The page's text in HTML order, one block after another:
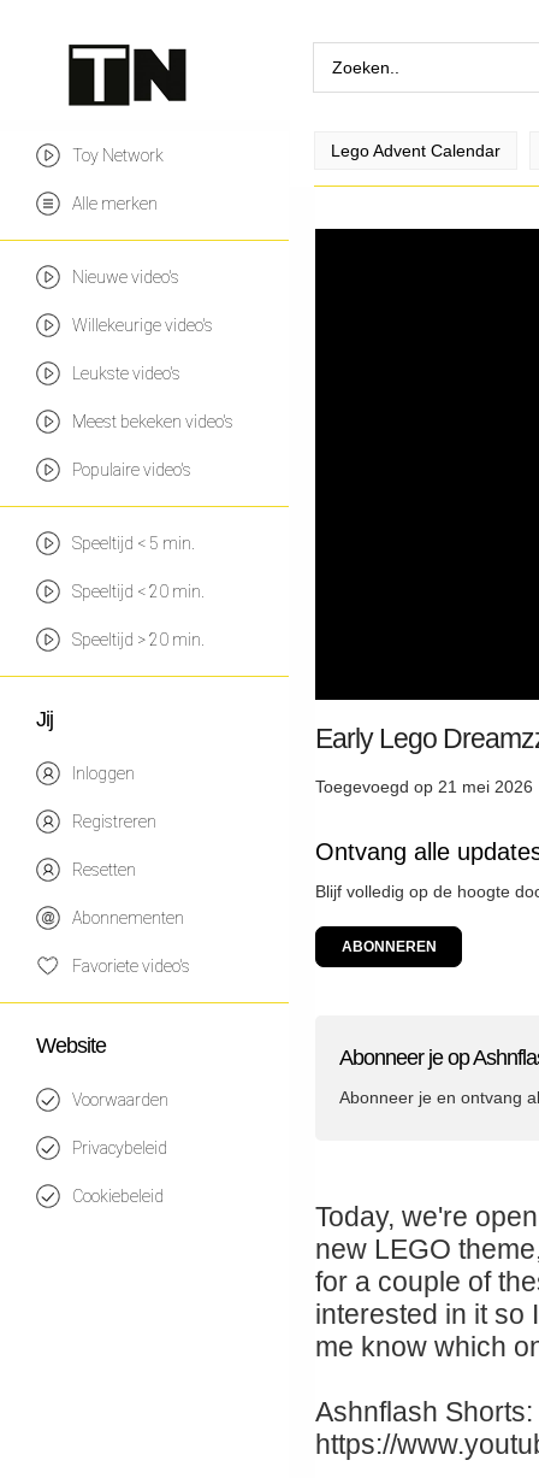
Toy Network
Alle merken
Nieuwe video's
Willekeurige video's
Leukste video's
Meest bekeken video's
Populaire video's
Speeltijd < 5 min.
Speeltijd < 20 min.
Speeltijd > 20 min.
Jij
Inloggen
Registreren
Resetten
Abonnementen
Favoriete video's
Website
Voorwaarden
Privacybeleid
Cookiebeleid
Lego Advent Calendar
Early Lego
Toegevoegd op 21 mei
Ontvang alle
Blijf volledig op de hoogte
ABONNEREN
Abonneer je op
Abonneer je en ontvang
Today, we're
new LEGO
for a couple of
interested in it so
me know which
Ashnflash Shorts:
https://